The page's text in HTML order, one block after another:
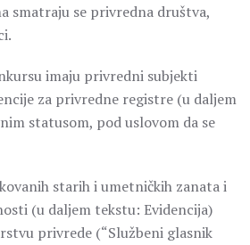
smatraju se privredna društva,
imaju privredni subjekti
za privredne registre (u daljem
statusom, pod uslovom da se
starih i umetničkih zanata i
(u daljem tekstu: Evidencija)
privrede (“Službeni glasnik